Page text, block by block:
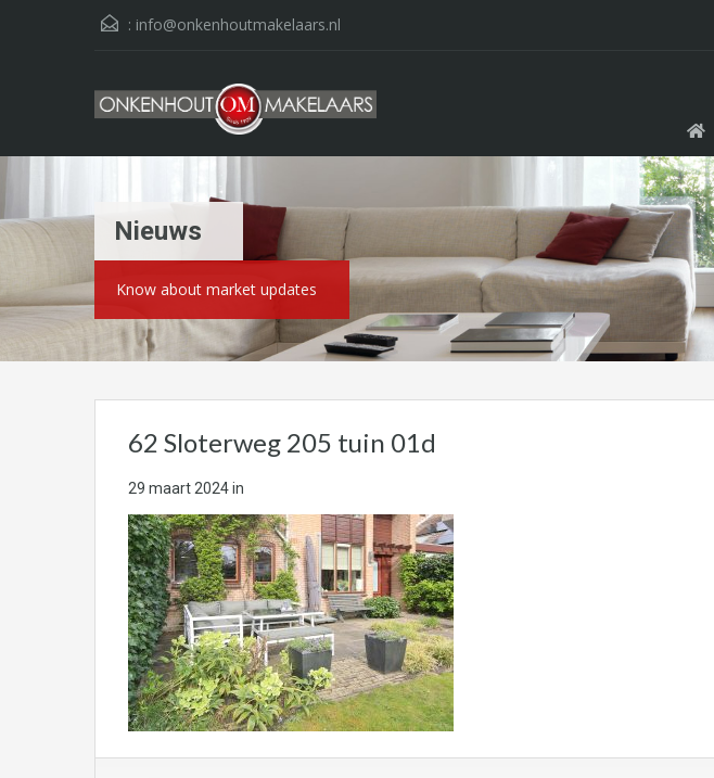
: info@onkenhoutmakelaars.nl
Nieuws
Know about market updates
62 Sloterweg 205 tuin 01d
29 maart 2024in